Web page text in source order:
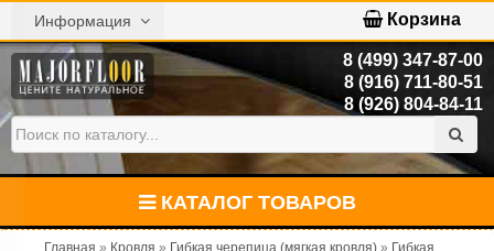
Информация Корзина
8 (499) 347-87-00
8 (916) 711-80-51
8 (926) 804-84-11
КАТАЛОГ ТОВАРОВ
Главная » Кровля » Гибкая черепица (мягкая кровля) » Гибкая